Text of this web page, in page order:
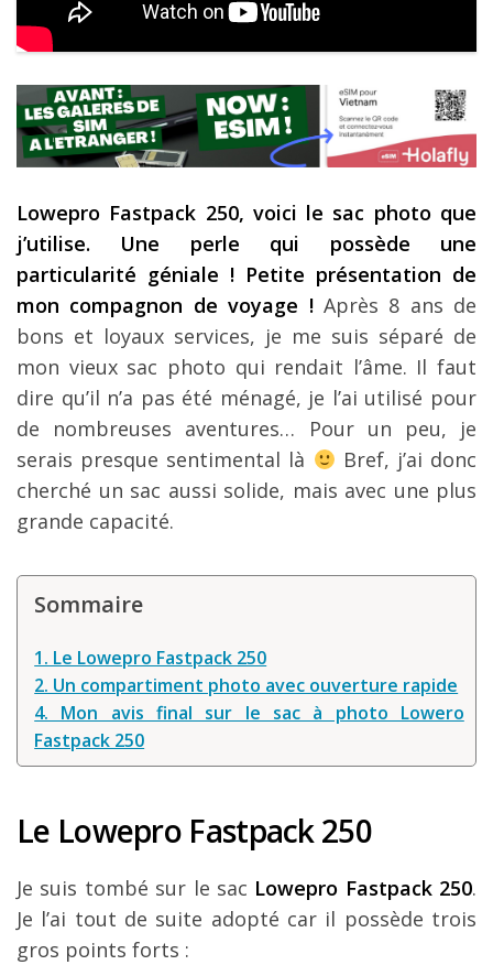
Podcast
Préparer son voyage
Destinations
LA LETTRE
Sites utiles
Réserver un vol !
Le logement en voyage
Assurance voyage !
LA carte bancaire
voyage !
Louer une voiture !
Mes guides voyage
Lowepro Fastpack 250, voici le sac photo que
j’utilise. Une perle qui possède une
particularité géniale ! Petite présentation de
mon compagnon de voyage ! Après 8 ans de
bons et loyaux services, je me suis séparé de
mon vieux sac photo qui rendait l’âme. Il faut
dire qu’il n’a pas été ménagé, je l’ai utilisé pour
de nombreuses aventures… Pour un peu, je
serais presque sentimental là
Bref, j’ai donc
cherché un sac aussi solide, mais avec une plus
grande capacité.
Sommaire
1. Le Lowepro Fastpack 250
2. Un compartiment photo avec ouverture rapide
4. Mon avis final sur le sac à photo Lowero
Fastpack 250
Le Lowepro Fastpack 250
Je suis tombé sur le sac Lowepro Fastpack 250.
Je l’ai tout de suite adopté car il possède trois
gros points forts :